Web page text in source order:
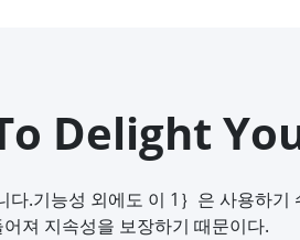
Delight
.기능성 외에도 이 1｝은 사용하
져 지속성을 보장하기 때문이다.